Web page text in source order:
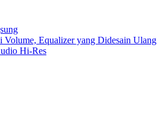
Volume, Equalizer yang Didesain Ulang
Hi-Res